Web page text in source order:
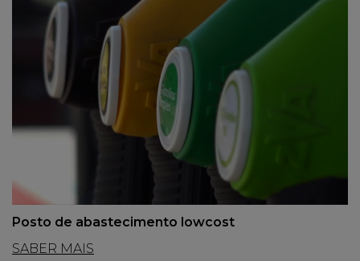
Posto de abastecimento lowcost
SABER MAIS